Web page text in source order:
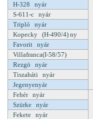
H-328 nyár
S-611-c nyár
Tripló nyár
Kopecky (H-490/4) ny
Favorit nyár
Villafranca(I-58/57)
Rezgö nyár
Tiszaháti nyár
Jegenyenyár
Fehér nyár
Szürke nyár
Fekete nyár